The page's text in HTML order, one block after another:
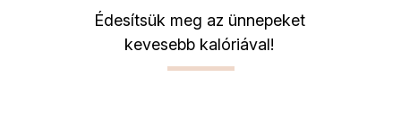
Édesítsük meg az ünnepeket
kevesebb kalóriával!